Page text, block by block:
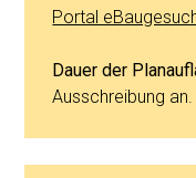
Portal
Dauer der
Ausschreibung an.